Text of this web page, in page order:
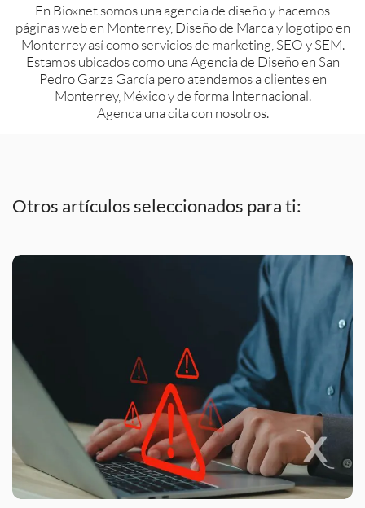
En Bioxnet somos una agencia de diseño y hacemos
páginas web en Monterrey, Diseño de Marca y logotipo en
Monterrey así como servicios de marketing, SEO y SEM.
Estamos ubicados como una Agencia de Diseño en San
Pedro Garza García pero atendemos a clientes en
Monterrey, México y de forma Internacional.
Agenda una cita con nosotros.
Otros artículos seleccionados para ti: